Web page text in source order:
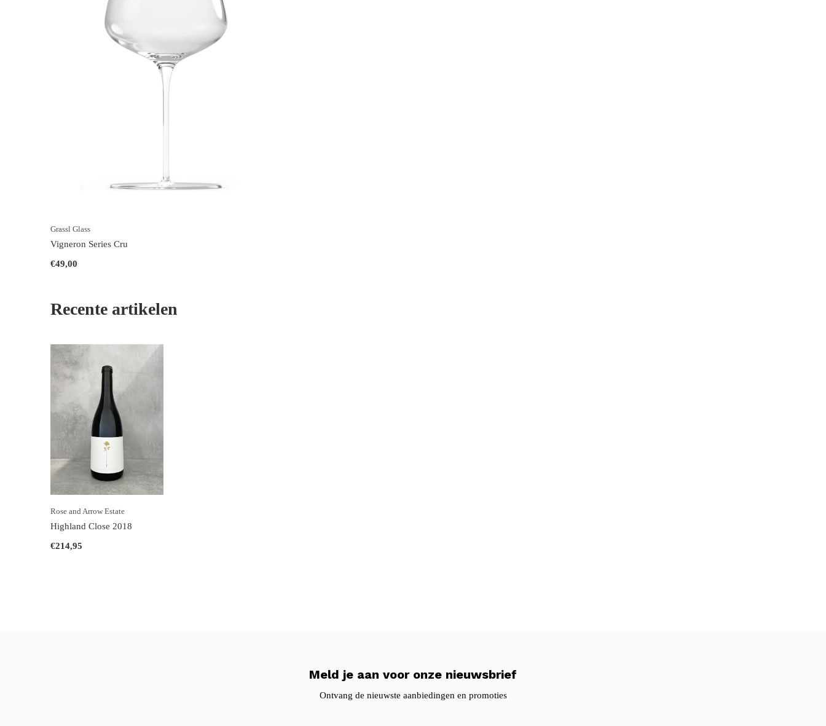
Grassl Glass
Vigneron Series Cru
€49,00
Recente artikelen
Rose and Arrow Estate
Highland Close 2018
€214,95
Meld je aan voor onze nieuwsbrief
Ontvang de nieuwste aanbiedingen en promoties